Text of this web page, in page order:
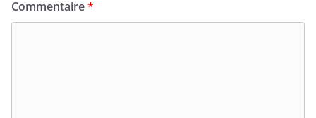
Commentaire*